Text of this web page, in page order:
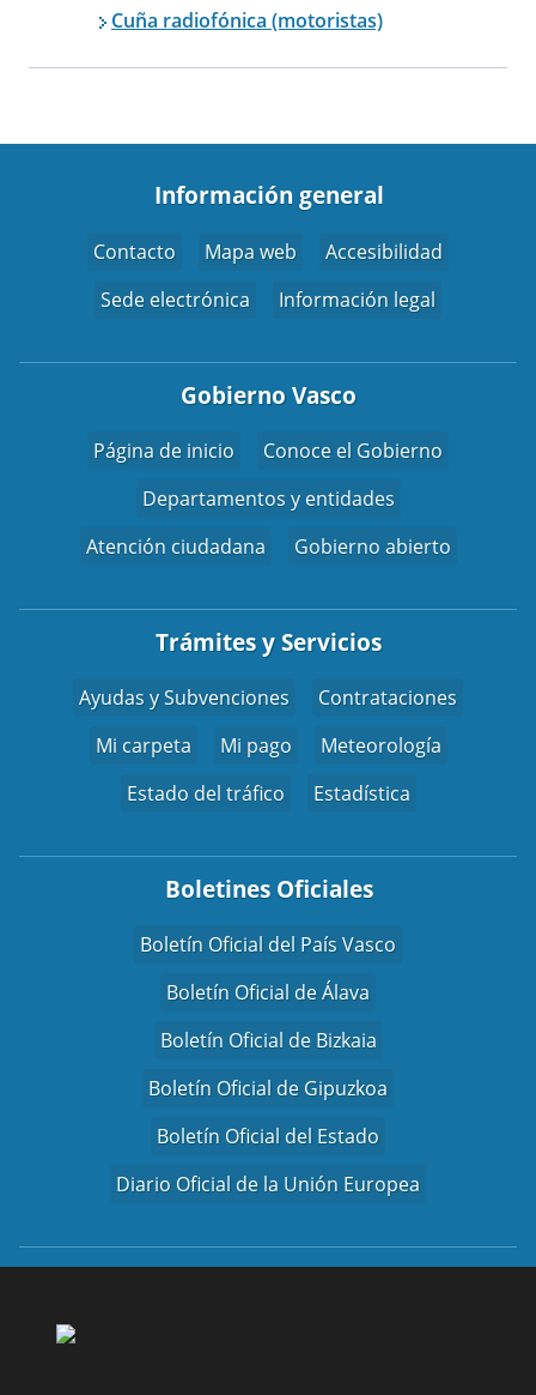
Cuña radiofónica (motoristas)
Información general
Contacto Mapa web
Accesibilidad
Sede electrónica
Información legal
Gobierno Vasco
Página de inicio
Conoce el Gobierno
Departamentos y entidades
Atención ciudadana
Gobierno abierto
Trámites y Servicios
Ayudas y Subvenciones
Contrataciones
Mi carpeta
Mi pago
Meteorología
Estado del tráfico
Estadística
Boletines Oficiales
Boletín Oficial del País Vasco
Boletín Oficial de Álava
Boletín Oficial de Bizkaia
Boletín Oficial de Gipuzkoa
Boletín Oficial del Estado
Diario Oficial de la Unión Europea